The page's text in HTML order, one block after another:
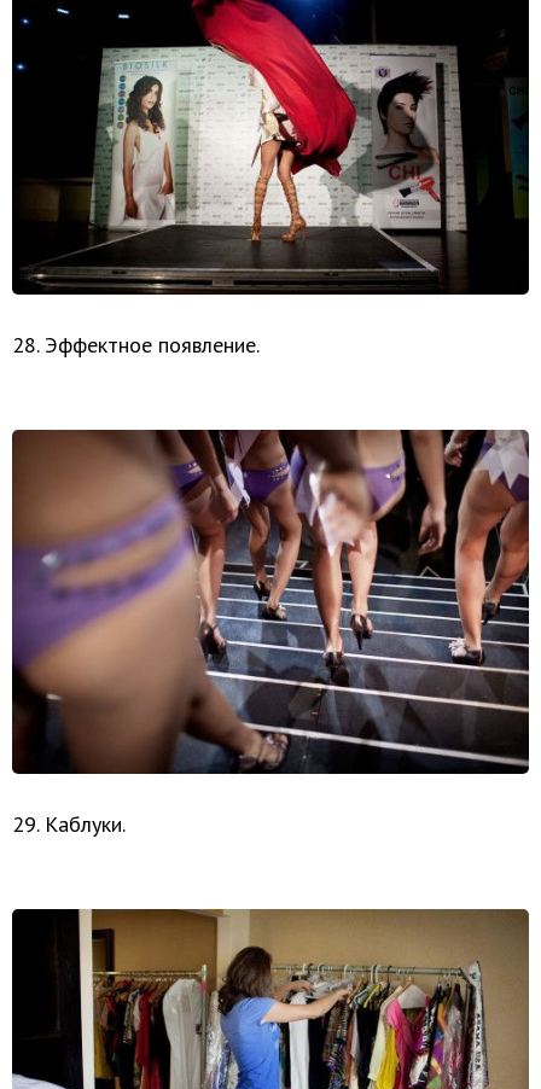
28. Эффектное появление.
29. Каблуки.